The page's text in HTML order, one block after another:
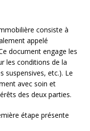
consiste à
appelé
document engage les
les conditions de la
suspensives, etc.). Le
avec soin et
des deux parties.
étape présente